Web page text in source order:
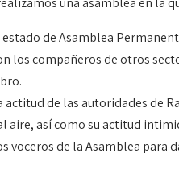
de Asamblea
los compañeros de otros
actitud de las autoridades de
aire, así como su actitud
voceros de la Asamblea para